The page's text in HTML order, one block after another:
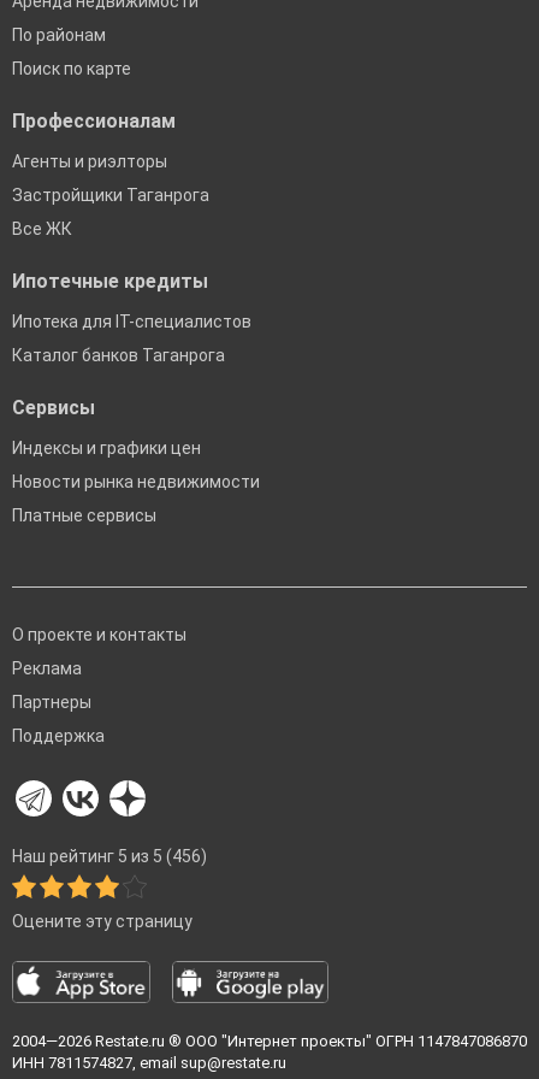
По районам
Поиск по карте
Профессионалам
Агенты и риэлторы
Застройщики Таганрога
Все ЖК
Ипотечные кредиты
Ипотека для IT-специалистов
Каталог банков Таганрога
Сервисы
Индексы и графики цен
Новости рынка недвижимости
Платные сервисы
О проекте и контакты
Реклама
Партнеры
Поддержка
Наш рейтинг 5 из 5 (456)
Оцените эту страницу
2004—2026 Restate.ru ® ООО "Интернет проекты" ОГРН 1147847086870
ИНН 7811574827, email sup@restate.ru